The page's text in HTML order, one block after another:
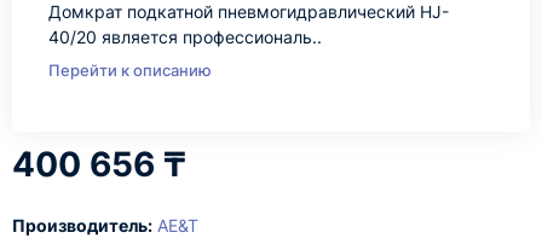
Домкрат подкатной пневмогидравлический HJ-
40/20 является профессиональ..
Перейти к описанию
400 656 ₸
Производитель: AE&T